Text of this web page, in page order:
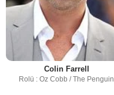
Colin Farrell
Rolü : Oz Cobb / The Penguin